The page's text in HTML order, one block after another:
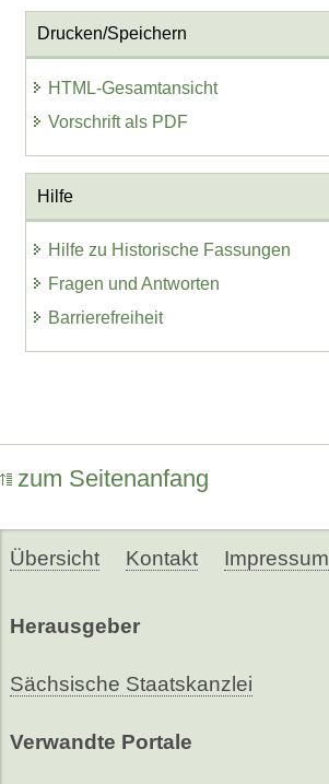
Drucken/Speichern
HTML-Gesamtansicht
Vorschrift als PDF
Hilfe
Hilfe zu Historische Fassungen
Fragen und Antworten
Barrierefreiheit
zum Seitenanfang
Übersicht Kontakt Impressum
Herausgeber
Sächsische Staatskanzlei
Verwandte Portale